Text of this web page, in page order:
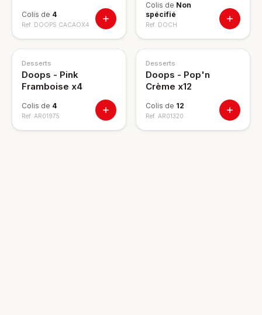
Colis de 4
Ref. DOOPS CACAOX4
Colis de Non
spécifié
Ref. DOCH
Desserts
Doops - Pink
Framboise x4
Colis de 4
Ref. AR01975
Desserts
Doops - Pop'n
Crème x12
Colis de 12
Ref. AR01320